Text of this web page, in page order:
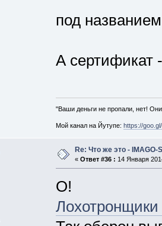
под
А сертификат
"Ваши деньги не пропали, нет!
Мой канал на Йутупе: https://
Re: Что же это - IMAGO-
« Ответ #36 : 14 Января
О!